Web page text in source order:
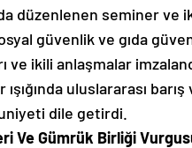
düzenlenen seminer ve
güvenlik ve gıda
ve ikili anlaşmalar
uluslararası
dile getirdi.
Ve Gümrük Birliği